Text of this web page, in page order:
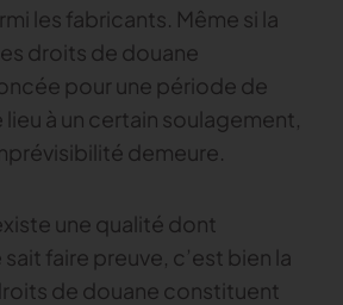
sur les marketplaces
concurrentielle
de l’activité de votre
les fabricants. Même si la
droits de douane
pour une période de
à un certain soulagement,
demeure.
une qualité dont
sait faire preuve, c’est bien la
de douane constituent